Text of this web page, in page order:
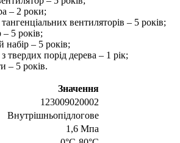
– ​​2 роки;
вентиляторів – 5 років;
– 5 років;
набір – 5 років;
твердих порід дерева – 1 рік;
– 5 років.
Значення
123009020002
Внутрішньопідлогове
1,6 Мпа